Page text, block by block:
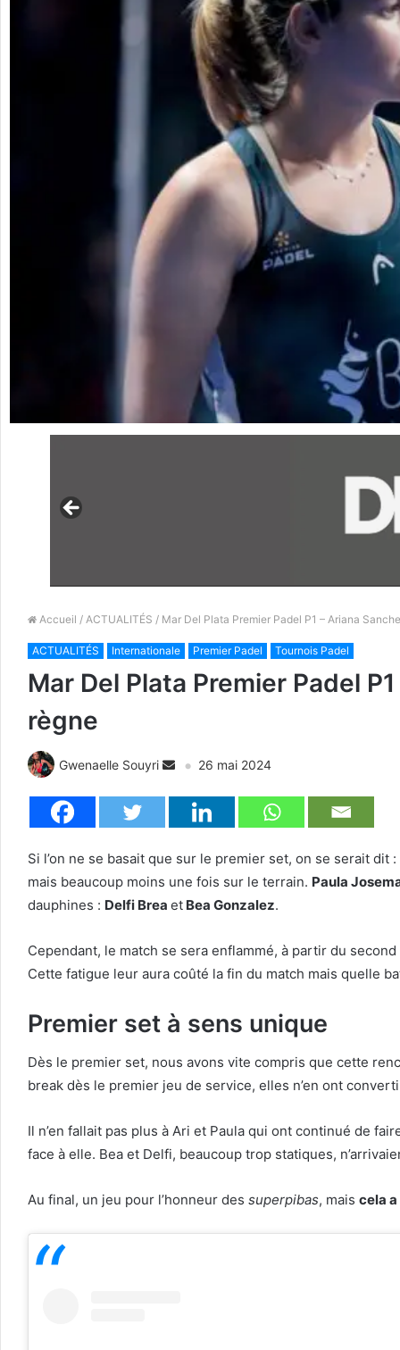
Accueil / ACTUALITÉS / Mar Del Plata Premier Padel P1 – Ariana
ACTUALITÉS Internationale Premier Padel Tournois Padel
Mar Del Plata Premier Padel
règne
Gwenaelle Souyri 26 mai 2024
Si l’on ne se basait que sur le premier set, on se serait dit :
mais beaucoup moins une fois sur le terrain. Paula
dauphines : Delfi Brea et Bea Gonzalez.
Cependant, le match se sera enflammé, à partir du
Cette fatigue leur aura coûté la fin du match mais quelle
Premier set à sens unique
Dès le premier set, nous avons vite compris que cette
break dès le premier jeu de service, elles n’en ont
Il n’en fallait pas plus à Ari et Paula qui ont continué de
face à elle. Bea et Delfi, beaucoup trop statiques,
Au final, un jeu pour l’honneur des superpibas, mais cela